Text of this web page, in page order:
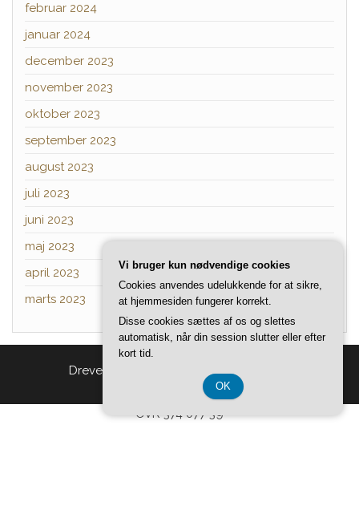
februar 2024
januar 2024
december 2023
november 2023
oktober 2023
september 2023
august 2023
juli 2023
juni 2023
maj 2023
april 2023
marts 2023
Drevet af Tema:Head Blog
CVR 374 077 39
Vi bruger kun nødvendige cookies
Cookies anvendes udelukkende for at sikre,
at hjemmesiden fungerer korrekt.
Disse cookies sættes af os og slettes
automatisk, når din session slutter eller efter
kort tid.
OK